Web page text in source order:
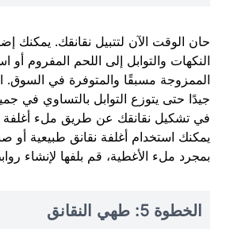
حان الوقت الآن لتتبيل نقانقك. يمكنك
النكهات والتوابل إلى اللحم المفروم أو
الممزوجة مسبقًا والمتوفرة في السوق.
جيدًا حتى يتوزع التوابل بالتساوي في
في تشكيل نقانقك عن طريق ملء أغلفة
يمكنك استخدام أغلفة نقانق طبيعية
بمجرد ملء الأغطية، قم بلفها لإنشاء
الخطوة 5: طهي النقانق